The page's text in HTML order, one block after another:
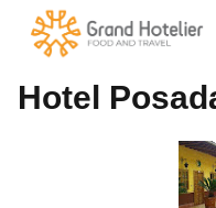
Hotel